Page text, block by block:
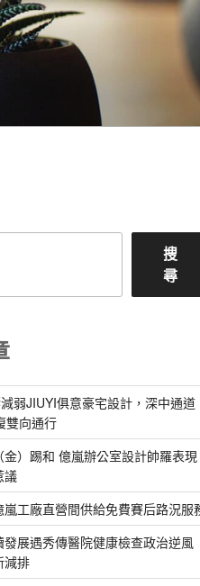
搜
尋
弱JIUYI俱意豪宅設計，深中通道
雙向通行
）踢和 億嵐辦公室設計帥羅表現
議
嵐工廠直營間供給免費賽后路況服
展遇秀傳醫院健康檢查政治逆風
減排